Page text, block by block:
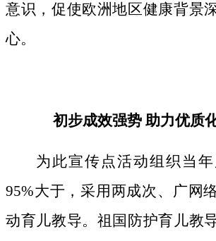
意识，促使欧洲地区健康背景
心。
初步成效强势 助力优质
为此宣传点活动组织当
95%大于，采用两成次、广网
动育儿教导。祖国防护育儿教